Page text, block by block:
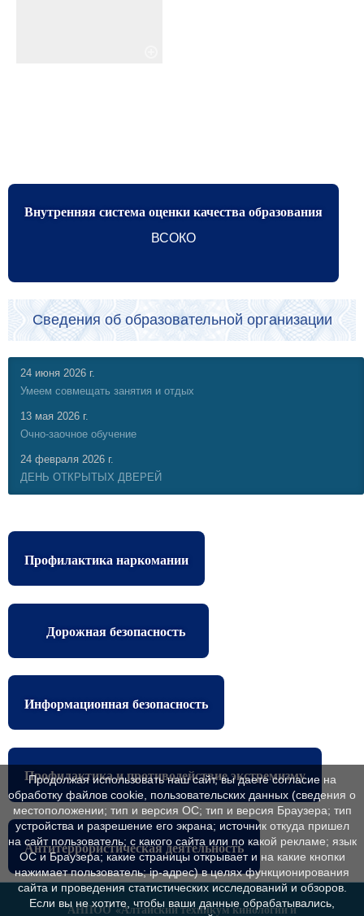
Внутренняя система оценки качества образования
ВСОКО
Сведения об образовательной организации
24 июня 2026 г.
Умеем совмещать занятия и отдых
13 мая 2026 г.
Очно-заочное обучение
24 февраля 2026 г.
ДЕНЬ ОТКРЫТЫХ ДВЕРЕЙ
Профилактика наркомании
Дорожная безопасность
Информационная безопасность
Профилактика и противодействие экстремизму
Антитеррористическая деятельность
АНПОО«Алтайский техникум кинологии и
Продолжая использовать наш сайт, вы даете согласие на
обработку файлов cookie, пользовательских данных (сведения о
местоположении; тип и версия ОС; тип и версия Браузера; тип
устройства и разрешение его экрана; источник откуда пришел
на сайт пользователь; с какого сайта или по какой рекламе; язык
ОС и Браузера; какие страницы открывает и на какие кнопки
нажимает пользователь; ip-адрес) в целях функционирования
сайта и проведения статистических исследований и обзоров.
Если вы не хотите, чтобы ваши данные обрабатывались,